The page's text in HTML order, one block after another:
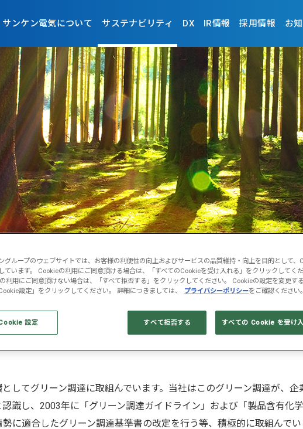
サンケン電気について サステナビリティ DX IR情報 採用情報 お
ト グリーン調達
してグリーン調達に取組んでいます。当社はこのグリーン調達が、企
識し、2003年に「グリーン調達ガイドライン」および「製品含有化学
に適合したグリーン調達基準書の改定を行う等、積極的に取組んでい
グループのウェブサイトでは、お客様の利便性の向上およびサービスの品質維持・向上を目的として、
ています。 Cookieの利用にご同意頂ける場合は、「すべてのCookieを受け入れる」をクリックしてくだ
利用にご同意頂けない場合は、「すべて拒否する」をクリックしてください。 Cookieの設定を変更す
設定」をクリックしてください。 詳細につきましては、
プライバシーポリシーをご確認ください。
すべて拒否する すべての Cookie を受け
設定